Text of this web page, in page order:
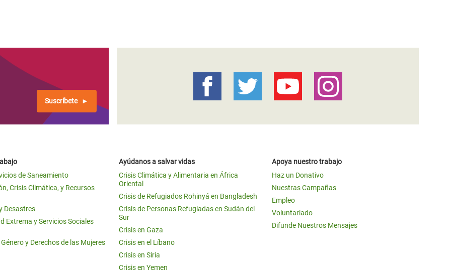
Climática y Alimentaria
Oriental
de Personas Refugiadas
del Sur
Siria
Yemen
Suscríbete
de Saneamiento
Crisis Climática, y Recursos
Desastres
Extrema y Servicios Sociales
y Derechos de las Mujeres
Ayúdanos a salvar vidas
Crisis Climática y Alimentaria en África
Oriental
Crisis de Refugiados Rohinyá en Bangladesh
Crisis de Personas Refugiadas en Sudán del
Sur
Crisis en Gaza
Crisis en el Líbano
Crisis en Siria
Crisis en Yemen
Apoya nuestro trabajo
Haz un Donativo
Nuestras Campañas
Empleo
Voluntariado
Difunde Nuestros Mensajes